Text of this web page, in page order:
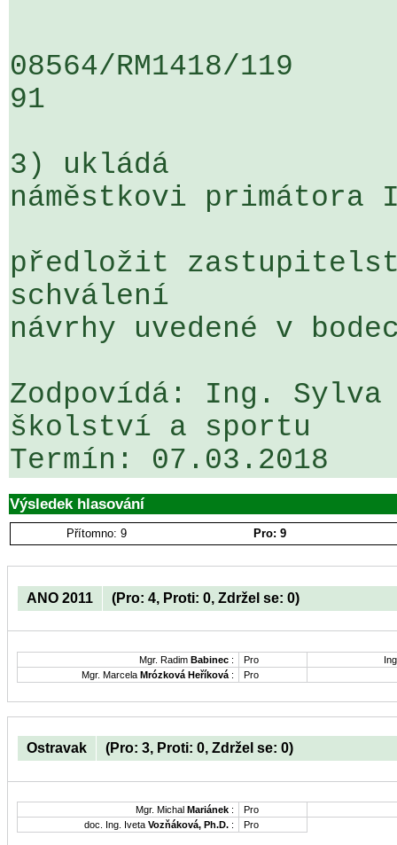
08564/RM1418/
91
3) ukládá
náměstkovi primátora
předložit
schválení
návrhy uvedené v
Zodpovídá: Ing. Sylva
školství a sportu
Výsledek hlasování
Přítomno: 9 Pro: 9
ANO 2011 (Pro: 4, Proti: 0, Zdržel se: 0)
Mgr. Radim Babinec : Pro
Mgr. Marcela Mrózková Heříková : Pro
Ostravak (Pro: 3, Proti: 0, Zdržel se: 0)
Mgr. Michal Mariánek :
Pro
doc. Ing. Iveta Vozňáková, Ph.D. : Pro